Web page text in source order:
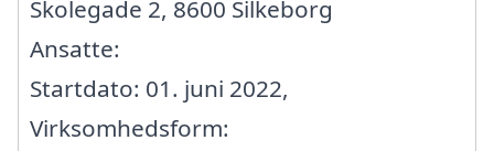
Skolegade 2, 8600 Silkeborg
Ansatte:
Startdato: 01. juni 2022,
Virksomhedsform: